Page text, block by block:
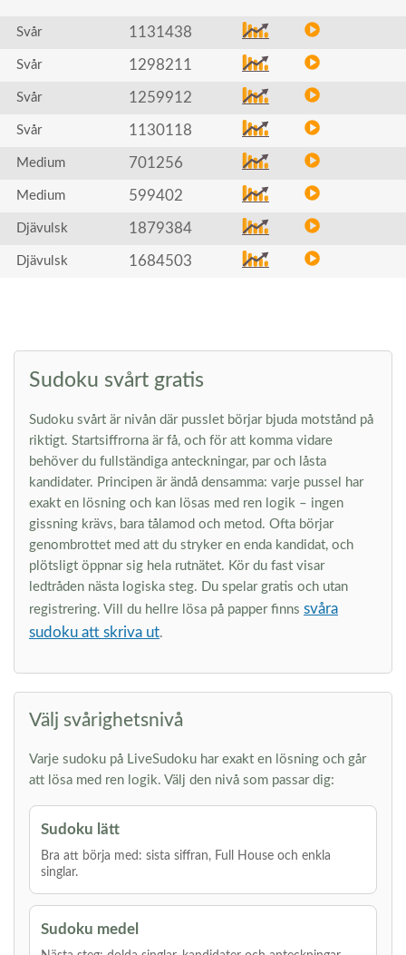
Svår 1131438
Svår 1298211
Svår 1259912
Svår 1130118
Medium 701256
Medium 599402
Djävulsk 1879384
Djävulsk 1684503
Sudoku svårt gratis
Sudoku svårt är nivån där pusslet börjar bjuda motstånd på
riktigt. Startsiffrorna är få, och för att komma vidare
behöver du fullständiga anteckningar, par och låsta
kandidater. Principen är ändå densamma: varje pussel har
exakt en lösning och kan lösas med ren logik – ingen
gissning krävs, bara tålamod och metod. Ofta börjar
genombrottet med att du stryker en enda kandidat, och
plötsligt öppnar sig hela rutnätet. Kör du fast visar
ledtråden nästa logiska steg. Du spelar gratis och utan
registrering. Vill du hellre lösa på papper finns svåra
sudoku att skriva ut.
Välj svårighetsnivå
Varje sudoku på LiveSudoku har exakt en lösning och går
att lösa med ren logik. Välj den nivå som passar dig:
Sudoku lätt
Bra att börja med: sista siffran, Full House och enkla
singlar.
Sudoku medel